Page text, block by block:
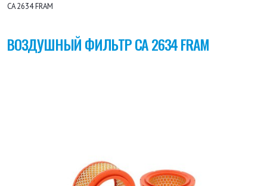
CA 2634 FRAM
ВОЗДУШНЫЙ ФИЛЬТРCA 2634 FRAM